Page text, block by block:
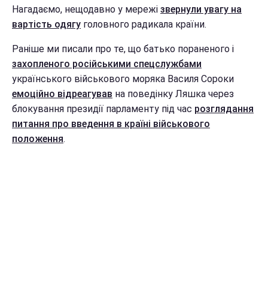
Нагадаємо, нещодавно у мережі звернули увагу на
вартість одягу головного радикала країни.
Раніше ми писали про те, що батько пораненого і
захопленого російськими спецслужбами
українського військового моряка Василя Сороки
емоційно відреагував на поведінку Ляшка через
блокування президії парламенту під час розглядання
питання про введення в країні військового
положення.